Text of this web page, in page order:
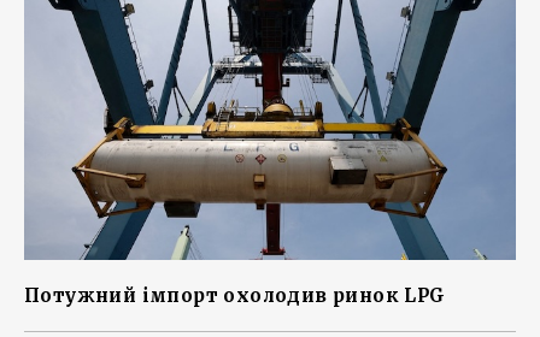
Потужний імпорт охолодив ринок LPG